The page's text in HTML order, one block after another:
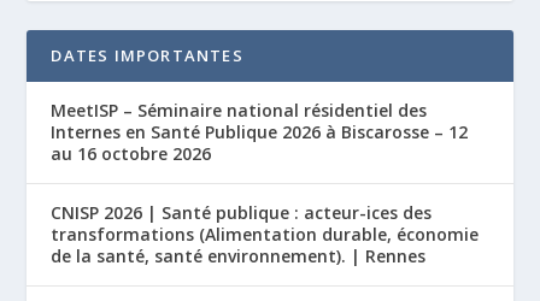
DATES IMPORTANTES
MeetISP – Séminaire national résidentiel des
Internes en Santé Publique 2026 à Biscarosse – 12
au 16 octobre 2026
CNISP 2026 | Santé publique : acteur-ices des
transformations (Alimentation durable, économie
de la santé, santé environnement). | Rennes